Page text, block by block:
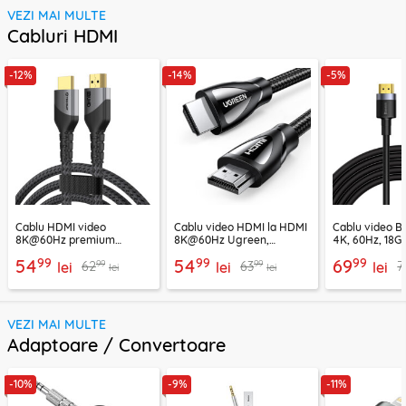
VEZI MAI MULTE
Cabluri HDMI
-12%
Cablu HDMI video
8K@60Hz premium
2m
5499 lei 6299 lei
-14%
Cablu video HDMI la HDMI
8K@60Hz Ugreen,
5499 lei 6399 lei
-5%
Cablu video
4K, 60Hz,
6999 lei
VEZI MAI MULTE
Adaptoare / Convertoare
-10% -9% -11%